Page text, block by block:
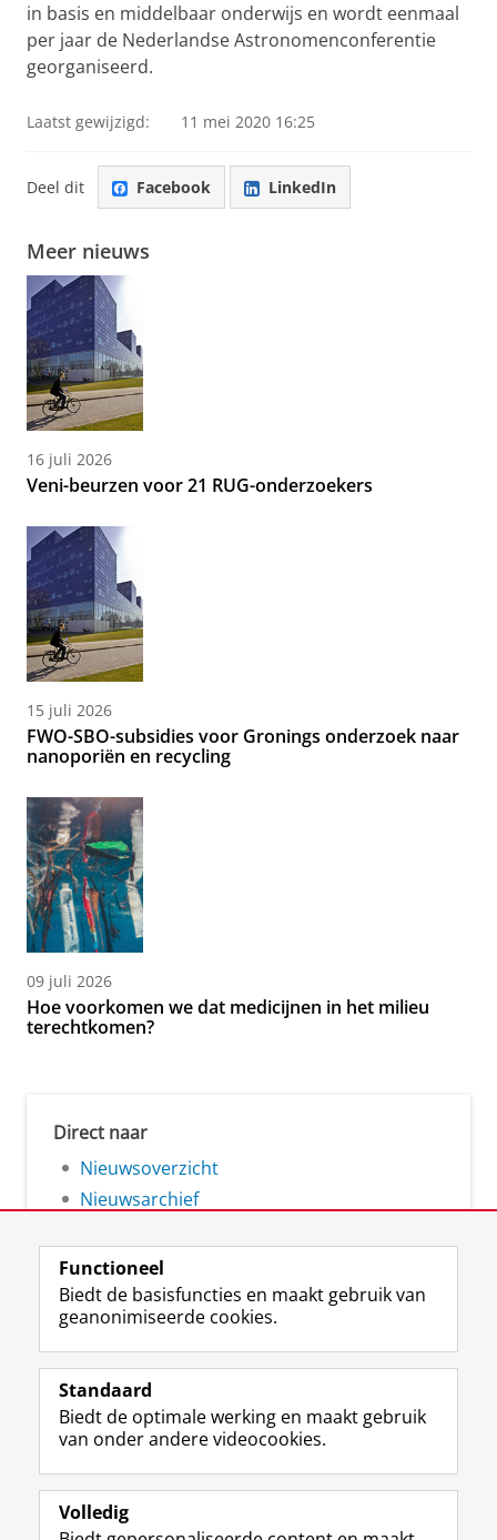
in basis en middelbaar onderwijs en wordt eenmaal
per jaar de Nederlandse Astronomenconferentie
georganiseerd.
Laatst gewijzigd: 11 mei 2020 16:25
Deel dit Facebook LinkedIn
Meer nieuws
16 juli 2026
Veni-beurzen voor 21 RUG-onderzoekers
15 juli 2026
FWO-SBO-subsidies voor Gronings onderzoek naar
nanoporiën en recycling
09 juli 2026
Hoe voorkomen we dat medicijnen in het milieu
terechtkomen?
Direct naar
Nieuwsoverzicht
Nieuwsarchief
Volg de RUG
F
a
e
b
o
p
L
i
k
e
I
-
R
S
-
f
e
R
I
n
t
r
m
Y
o
T
e
k
Studiekiezers
Alumni
Functioneel
Biedt de basisfuncties en maakt gebruik van
geanonimiseerde cookies.
Standaard
Biedt de optimale werking en maakt gebruik
van onder andere videocookies.
Volledig